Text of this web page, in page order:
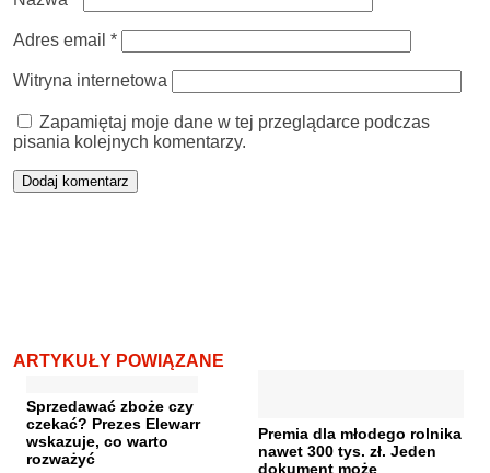
Adres email *
Witryna internetowa
Zapamiętaj moje dane w tej przeglądarce podczas
pisania kolejnych komentarzy.
ARTYKUŁY POWIĄZANE
Sprzedawać zboże czy
czekać? Prezes Elewarr
wskazuje, co warto
rozważyć
Premia dla młodego rolnika
nawet 300 tys. zł. Jeden
dokument może